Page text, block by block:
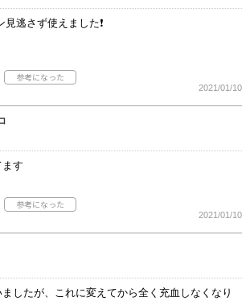
逃さず使えました❗️
2021/01/10
す
2021/01/10
したが、これに変えてから全く充血しなくなり